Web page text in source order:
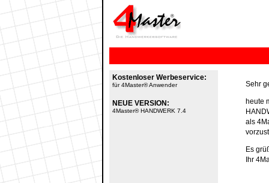
Kostenloser Werbeservice:
für 4Master® Anwender
NEUE VERSION:
4Master® HANDWERK 7.4
Sehr
heute
als
Es
Ihr